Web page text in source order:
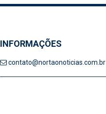
INFORMAÇÕES
contato@nortaonoticias.com.br